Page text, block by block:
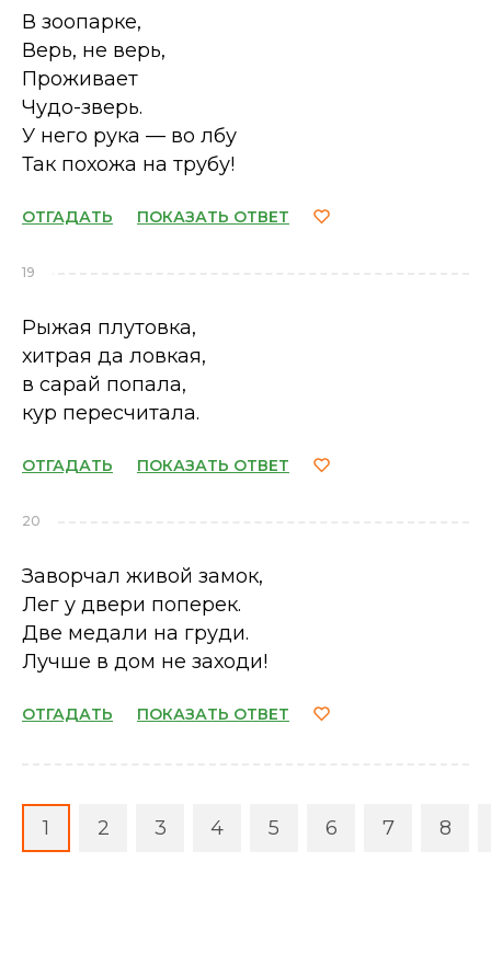
В зоопарке,
Верь, не верь,
Проживает
Чудо-зверь.
У него рука — во лбу
Так похожа на трубу!
ОТГАДАТЬ ПОКАЗАТЬ ОТВЕТ
19
Рыжая плутовка,
хитрая да ловкая,
в сарай попала,
кур пересчитала.
ОТГАДАТЬ ПОКАЗАТЬ ОТВЕТ
20
Заворчал живой замок,
Лег у двери поперек.
Две медали на груди.
Лучше в дом не заходи!
ОТГАДАТЬ ПОКАЗАТЬ ОТВЕТ
1 2 3 4 5 6 7 8